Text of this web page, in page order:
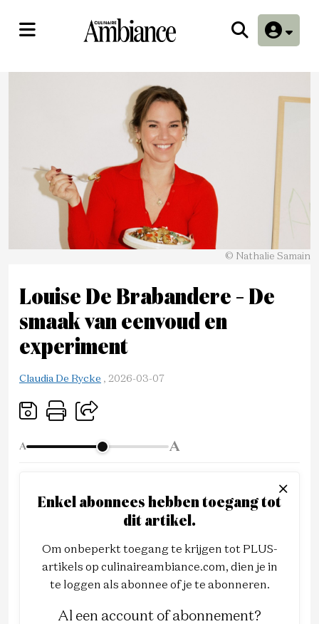
© Nathalie Samain
Louise De Brabandere – De
smaak van eenvoud en
experiment
Claudia De Rycke , 2026-03-07
A A
Enkel abonnees hebben toegang tot
dit artikel.
Om onbeperkt toegang te krijgen tot PLUS-
artikels op culinaireambiance.com, dien je in
te loggen als abonnee of je te abonneren.
Al een account of abonnement?